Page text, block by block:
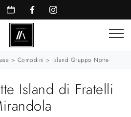
> Comodini > Island Gruppo Notte
Island di Fratelli